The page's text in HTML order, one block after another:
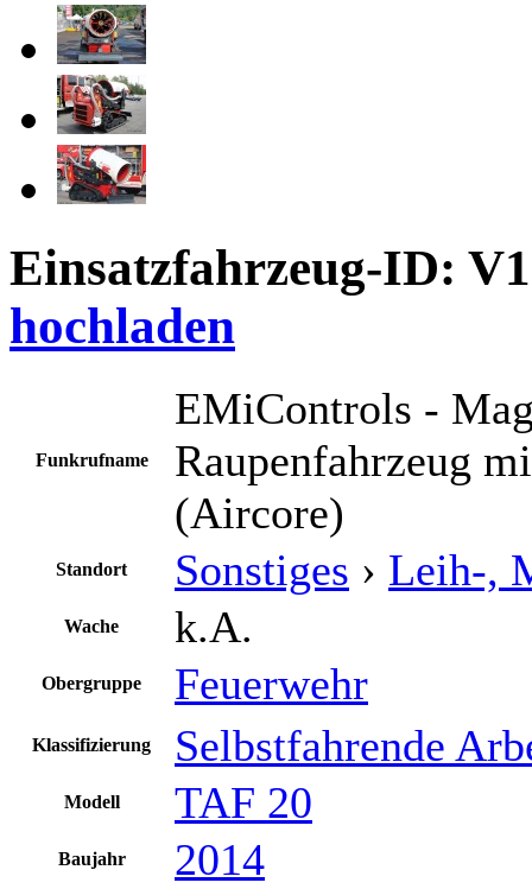
Einsatzfahrzeug-ID:
hochladen
Funkrufname
EMiControls -
Raupenfahrzeug
(Aircore)
Standort Sonstiges › Leih-,
Wache k.A.
Obergruppe Feuerwehr
Klassifizierung Selbstfahrende
Modell TAF 20
Baujahr 2014